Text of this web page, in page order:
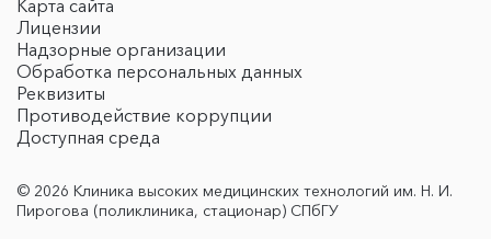
Карта сайта
Лицензии
Надзорные организации
Обработка персональных данных
Реквизиты
Противодействие коррупции
Доступная среда
© 2026 Клиника высоких медицинских технологий им. Н. И.
Пирогова (поликлиника, стационар) СПбГУ